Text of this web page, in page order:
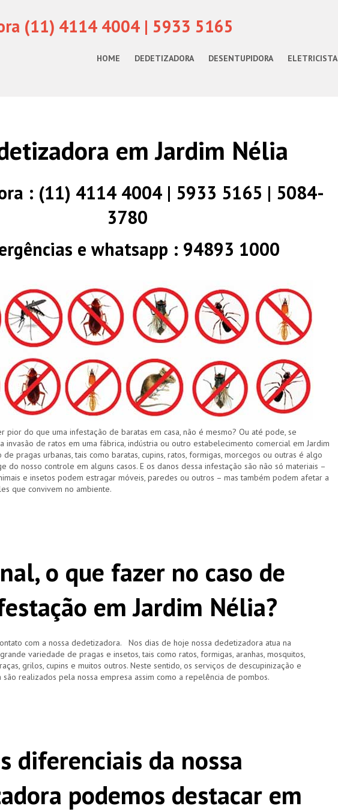
(11) 4114 4004 | 5933 5165
HOME DEDETIZADORA DESENTUPIDORA ELETRICISTA
em Jardim Nélia
: (11) 4114 4004 | 5933 5165 | 5084-
3780
e whatsapp : 94893 1000
pior do que uma infestação de baratas em casa, não é mesmo? Ou até pode, se
invasão de ratos em uma fábrica, indústria ou outro estabelecimento comercial em Jardim
pragas urbanas, tais como baratas, cupins, ratos, formigas, morcegos ou outras é algo
do nosso controle em alguns casos. E os danos dessa infestação são não só materiais –
e insetos podem estragar móveis, paredes ou outros – mas também podem afetar a
que convivem no ambiente.
o que fazer no caso de
em Jardim Nélia?
com a nossa dedetizadora. Nos dias de hoje nossa dedetizadora atua na
variedade de pragas e insetos, tais como ratos, formigas, aranhas, mosquitos,
grilos, cupins e muitos outros. Neste sentido, os serviços de descupinização e
realizados pela nossa empresa assim como a repelência de pombos.
diferenciais da nossa
podemos destacar em